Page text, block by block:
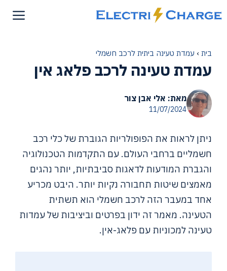
לתוכן
בית › עמדת טעינה ביתית לרכב חשמלי
עמדת טעינה לרכב פלאג אין
מאת: אלי אבן צור
11/07/2024
ניתן לראות את הפופולריות הגוברת של כלי רכב
חשמליים ברחבי העולם. עם התקדמות הטכנולוגיה
והגברת המודעות לדאגות סביבתיות, יותר נהגים
מאמצים שיטות תחבורה נקיות יותר. היבט מכריע
אחד במעבר הזה לרכב חשמלי הוא תשתית
הטעינה. מאמר זה ידון בפרטים וביציבות של עמדות
טעינה למכוניות עם פלאג-אין.